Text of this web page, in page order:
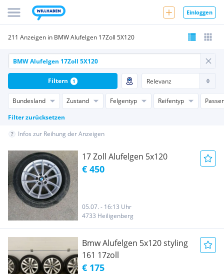
Einloggen
211 Anzeigen in BMW Alufelgen 17Zoll 5X120
Bundesland Zustand Felgentyp Reifentyp
Filter zurücksetzen
Filtern 1
Infos zur Reihung der Anzeigen
17 Zoll Alufelgen 5x120
€ 450
05.07. - 16:13 Uhr
4733 Heiligenberg
Bmw Alufelgen 5x120 styling
161 17zoll
€ 175